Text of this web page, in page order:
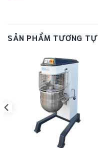
SẢN PHẨM TƯƠNG TỰ